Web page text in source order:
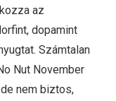
az
dopamint
Számtalan
Nut November
nem biztos,